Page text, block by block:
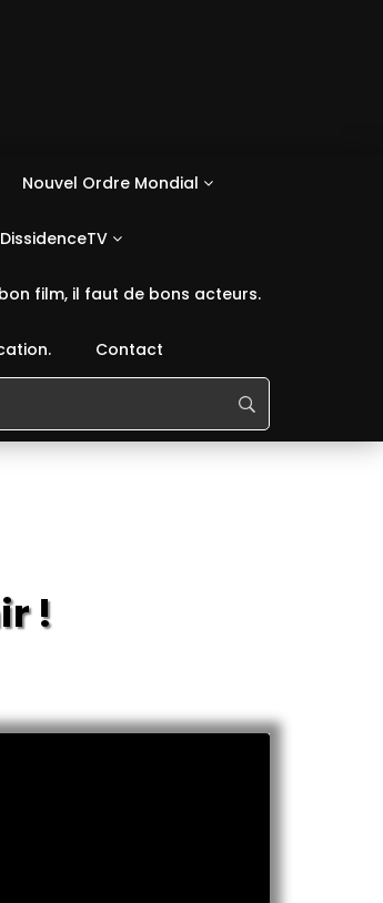
Nouvel Ordre Mondial
film, il faut de bons acteurs.
Contact
!